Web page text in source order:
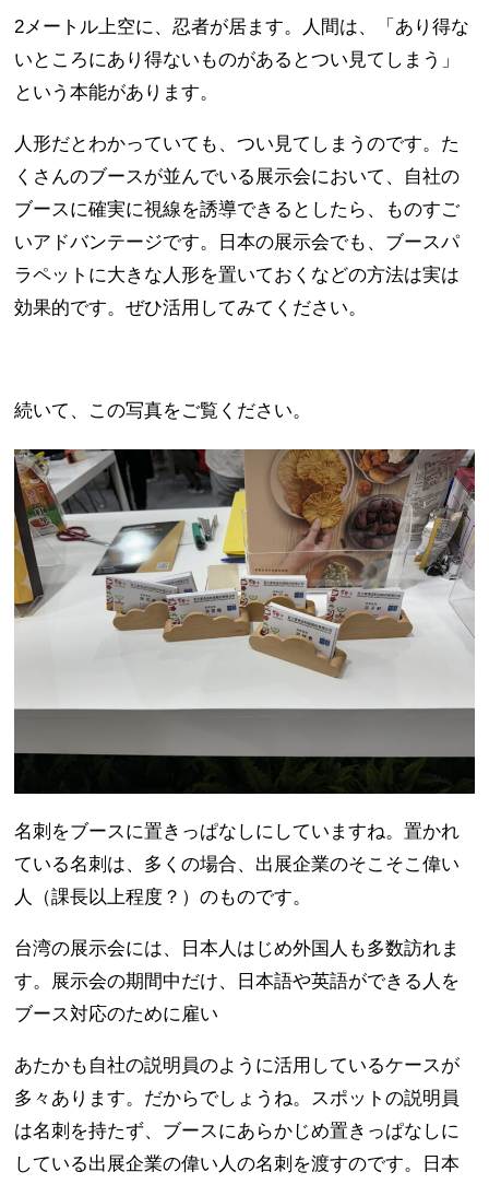
2メートル上空に、忍者が居ます。人間は、「あり得な
いところにあり得ないものがあるとつい見てしまう」
という本能があります。
人形だとわかっていても、つい見てしまうのです。た
くさんのブースが並んでいる展示会において、自社の
ブースに確実に視線を誘導できるとしたら、ものすご
いアドバンテージです。日本の展示会でも、ブースパ
ラペットに大きな人形を置いておくなどの方法は実は
効果的です。ぜひ活用してみてください。
続いて、この写真をご覧ください。
名刺をブースに置きっぱなしにしていますね。置かれ
ている名刺は、多くの場合、出展企業のそこそこ偉い
人（課長以上程度？）のものです。
台湾の展示会には、日本人はじめ外国人も多数訪れま
す。展示会の期間中だけ、日本語や英語ができる人を
ブース対応のために雇い
あたかも自社の説明員のように活用しているケースが
多々あります。だからでしょうね。スポットの説明員
は名刺を持たず、ブースにあらかじめ置きっぱなしに
している出展企業の偉い人の名刺を渡すのです。日本